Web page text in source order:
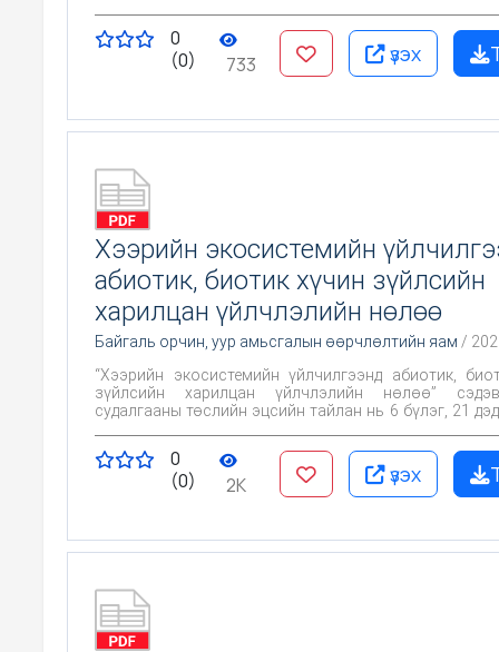
асуулга, 116 нэгж асуулгын дагуу нэгтгэн
0
(0)
733 үзэх
Хээрийн экосистемийн
абиотик, биотик хүчин зүйлсийн
харилцан үйлчлэлийн нөлөө
Байгаль орчин, уур амьсгалын өөрчлөлтийн яам /
“Хээрийн экосистемийн үйлчилгээнд абиотик,
зүйлсийн харилцан үйлчлэлийн нөлөө”
судалгааны төслийн эцсийн тайлан нь 6 бүлэг, 21
0
(0)
2K үзэх